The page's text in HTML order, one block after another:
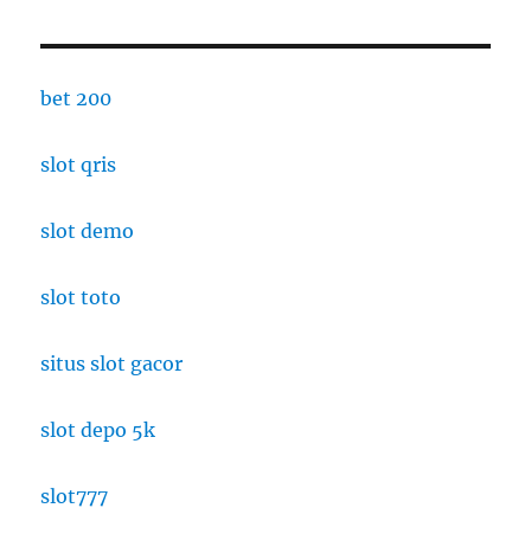
bet 200
slot qris
slot demo
slot toto
situs slot gacor
slot depo 5k
slot777